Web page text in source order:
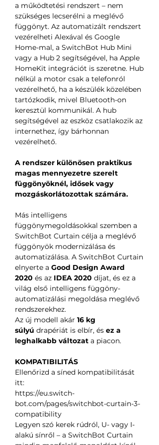
a működtetési rendszert – nem
szükséges lecserélni a meglévő
függönyt. Az automatizált rendszert
vezérelheti Alexával és Google
Home-mal, a SwitchBot Hub Mini
vagy a Hub 2 segítségével, ha Apple
HomeKit integrációt is szeretne. Hub
nélkül a motor csak a telefonról
vezérelhető, ha a készülék közelében
tartózkodik, mivel Bluetooth-on
keresztül kommunikál. A hub
segítségével az eszköz csatlakozik az
internethez, így bárhonnan
vezérelhető.
A rendszer különösen praktikus
magas mennyezetre szerelt
függönyöknél, idősek vagy
mozgáskorlátozottak számára.
Más intelligens
függönymegoldásokkal szemben a
SwitchBot Curtain célja a meglévő
függönyök modernizálása és
automatizálása. A SwitchBot Curtain
elnyerte a Good Design Award
2020 és az IDEA 2020 díjat, és ez a
világ első intelligens függöny-
automatizálási megoldása meglévő
rendszerekhez.
Az új modell akár 16 kg
súlyú drapériát is elbír, és ez a
leghalkabb változat a piacon.
KOMPATIBILITÁS
Ellenőrizd a síned kompatibilitását
itt:
https://eu.switch-
bot.com/pages/switchbot-curtain-3-
compatibility
Legyen szó kerek rúdról, U- vagy I-
alakú sínről – a SwitchBot Curtain